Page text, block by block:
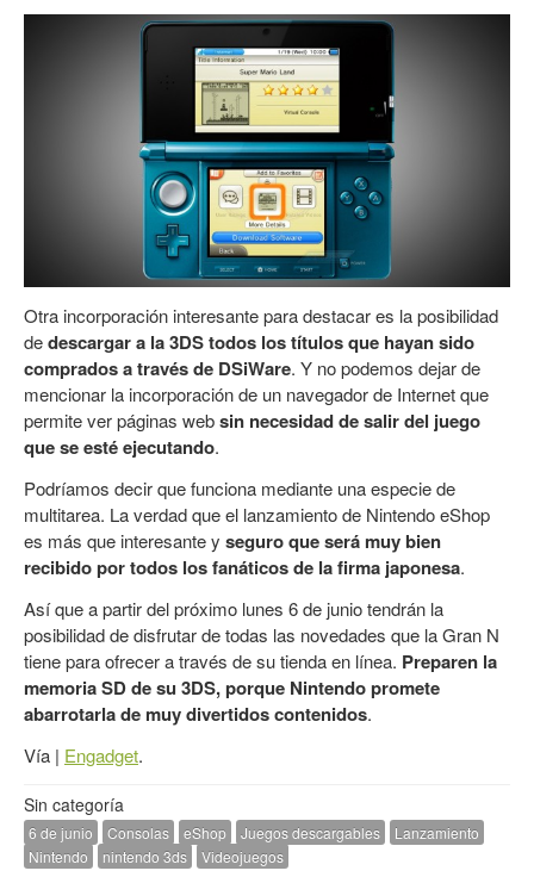
Otra incorporación interesante para destacar es la posibilidad
dedescargar a la 3DS todos los títulos que hayan sido
comprados a través de DSiWare. Y no podemos dejar de
mencionar la incorporación de un navegador de Internet que
permite ver páginas websin necesidad de salir del juego
que se esté ejecutando.
Podríamos decir que funciona mediante una especie de
multitarea. La verdad que el lanzamiento de Nintendo eShop
es más que interesante y seguro que será muy bien
recibido por todos los fanáticos de la firma japonesa.
Así que a partir del próximo lunes 6 de junio tendrán la
posibilidad de disfrutar de todas las novedades que la Gran N
tiene para ofrecer a través de su tienda en línea. Preparen la
memoria SD de su 3DS, porque Nintendo promete
abarrotarla de muy divertidos contenidos.
Vía | Engadget.
Sin categoría
6 de junio Consolas eShop Juegos descargables
Lanzamiento
Nintendo
nintendo 3ds Videojuegos